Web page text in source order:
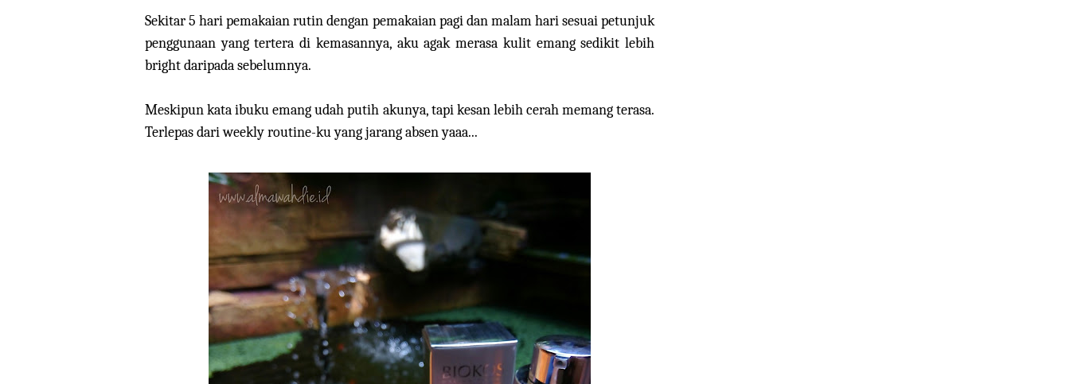
Sekitar 5 hari pemakaian rutin dengan pemakaian pagi dan malam hari sesuai petunjuk
penggunaan yang tertera di kemasannya, aku agak merasa kulit emang sedikit lebih
bright daripada sebelumnya.
Meskipun kata ibuku emang udah putih akunya, tapi kesan lebih cerah memang terasa.
Terlepas dari weekly routine-ku yang jarang absen yaaa...